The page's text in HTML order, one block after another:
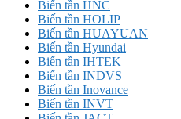
Biến tần HNC
Biến tần HOLIP
Biến tần HUAYUAN
Biến tần Hyundai
Biến tần IHTEK
Biến tần INDVS
Biến tần Inovance
Biến tần INVT